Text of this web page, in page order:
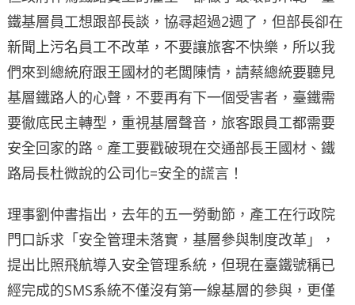
鐵基層員工想跟部長談，協尋超過2週了，但部長卻在
新聞上污名員工不改革，不要讓旅客不快樂，所以我
們來到總統府跟王國材的老闆陳情，請蔡總統要聽見
基層鐵路人的心聲，不要再有下一個受害者，臺鐵需
要徹底民主轉型，重視基層聲音，旅客跟員工都需要
安全回家的路。產工要戳破現在交通部長王國材、鐵
路局長杜微說的公司化=安全的謊言！
理事劉仲書指出，去年的五一勞動節，產工在行政院
門口訴求「安全管理未落實，基層參與制度改革」，
提出比照飛航導入安全管理系統，但現在臺鐵號稱已
經完成的SMS系統不僅沒有第一線基層的參與，更僅